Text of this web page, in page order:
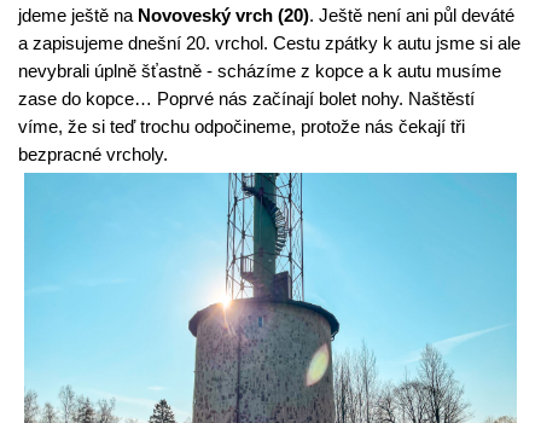
jdeme ještě na Novoveský vrch (20). Ještě není ani půl deváté
a zapisujeme dnešní 20. vrchol. Cestu zpátky k autu jsme si ale
nevybrali úplně šťastně - scházíme z kopce a k autu musíme
zase do kopce… Poprvé nás začínají bolet nohy. Naštěstí
víme, že si teď trochu odpočineme, protože nás čekají tři
bezpracné vrcholy.